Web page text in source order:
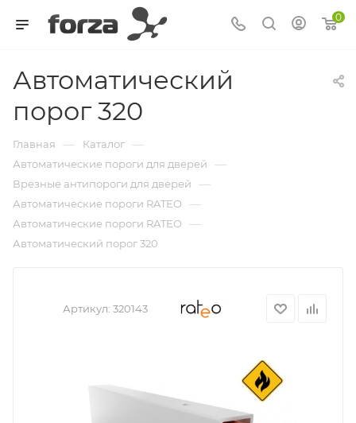
0
Автоматический
порог 320
Главная — Каталог —
Автоматические пороги для дверей —
Врезные антипороги для дверей —
Автоматические пороги RATEO —
Автоматические пороги RATEO —
Автоматический порог 320
Артикул: 320143